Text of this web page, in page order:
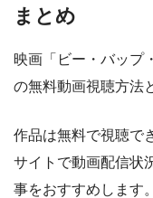
まとめ
映画「ビー・バップ
の無料動画視聴方法
作品は無料で視聴で
サイトで動画配信状
事をおすすめします。